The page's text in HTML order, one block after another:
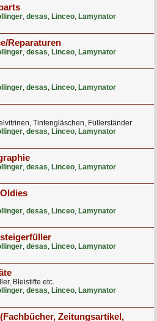
, desas, Linceo, Lamynator
Reparaturen
, desas, Linceo, Lamynator
, desas, Linceo, Lamynator
Tintengläschen, Füllerständer
, desas, Linceo, Lamynator
, desas, Linceo, Lamynator
, desas, Linceo, Lamynator
, desas, Linceo, Lamynator
Bleistifte etc.
, desas, Linceo, Lamynator
Zeitungsartikel,